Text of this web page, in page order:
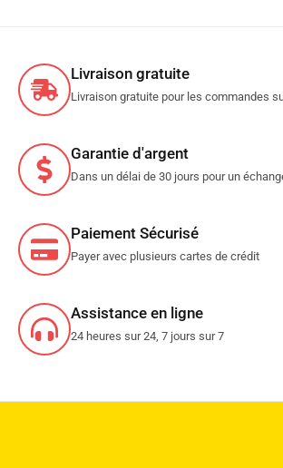
Livraison gratuite
Livraison gratuite pour les commandes
Garantie d'argent
Dans un délai de 30 jours pour un
Paiement Sécurisé
Payer avec plusieurs cartes de crédit
Assistance en ligne
24 heures sur 24, 7 jours sur 7